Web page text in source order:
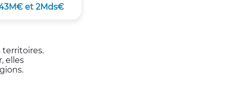
et 2Mds€
territoires.
elles